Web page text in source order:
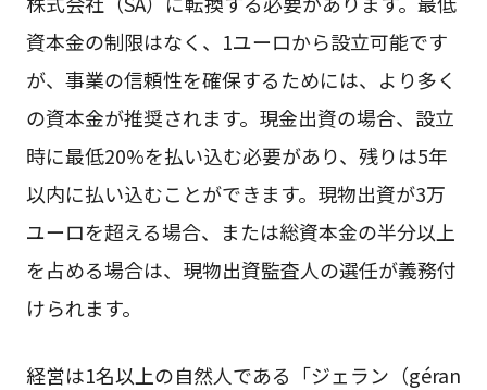
資本金の制限はなく、1ユーロから設立可能です
が、事業の信頼性を確保するためには、より多く
の資本金が推奨されます。現金出資の場合、設立
時に最低20%を払い込む必要があり、残りは5年
以内に払い込むことができます。現物出資が3万
ユーロを超える場合、または総資本金の半分以上
を占める場合は、現物出資監査人の選任が義務付
けられます。
経営は1名以上の自然人である「ジェラン（géran